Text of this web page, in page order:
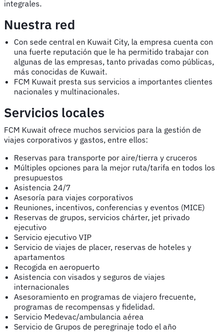
integrales.
Nuestra red
Con sede central en Kuwait City, la empresa cuenta con
una fuerte reputación que le ha permitido trabajar con
algunas de las empresas, tanto privadas como públicas,
más conocidas de Kuwait.
FCM Kuwait presta sus servicios a importantes clientes
nacionales y multinacionales.
Servicios locales
FCM Kuwait ofrece muchos servicios para la gestión de
viajes corporativos y gastos, entre ellos:
Reservas para transporte por aire/tierra y cruceros
Múltiples opciones para la mejor ruta/tarifa en todos los
presupuestos
Asistencia 24/7
Asesoría para viajes corporativos
Reuniones, incentivos, conferencias y eventos (MICE)
Reservas de grupos, servicios chárter, jet privado
ejecutivo
Servicio ejecutivo VIP
Servicio de viajes de placer, reservas de hoteles y
apartamentos
Recogida en aeropuerto
Asistencia con visados y seguros de viajes
internacionales
Asesoramiento en programas de viajero frecuente,
programas de recompensas y fidelidad.
Servicio Medevac/ambulancia aérea
Servicio de Grupos de peregrinaje todo el año